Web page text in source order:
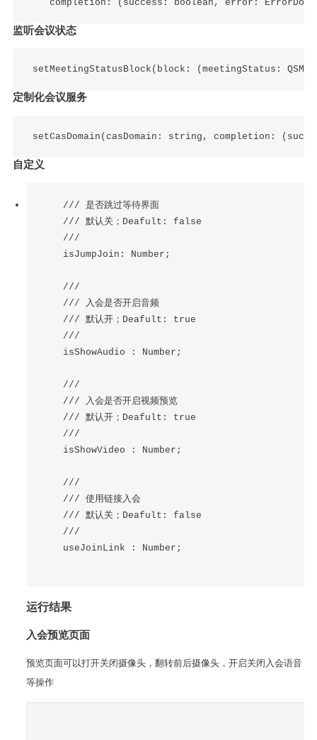
监听会议状态
定制化会议服务
自定义
/// 是否跳过等待界面
    /// 默认关；Deafult: false
    ///
    isJumpJoin: Number;
    ///
    /// 入会是否开启音频
    /// 默认开；Deafult: true
    ///
    isShowAudio : Number;
    ///
    /// 入会是否开启视频预览
    /// 默认开；Deafult: true
    ///
    isShowVideo : Number;
    ///
    /// 使用链接入会
    /// 默认关；Deafult: false
    ///
    useJoinLink : Number;
运行结果
入会预览页面
预览页面可以打开关闭摄像头，翻转前后摄像头，开启关闭入会语音
等操作